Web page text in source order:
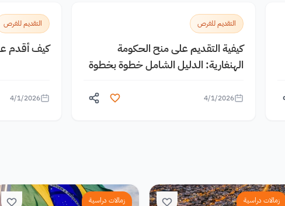
التقديم للفرص
كيفية التقديم على منح الحكومة
الهنغارية: الدليل الشامل خطوة بخطوة
4/1/2026
التقديم للفرص
كيف أقدم
4/1/2026
زمالات دراسية زمالات دراسية